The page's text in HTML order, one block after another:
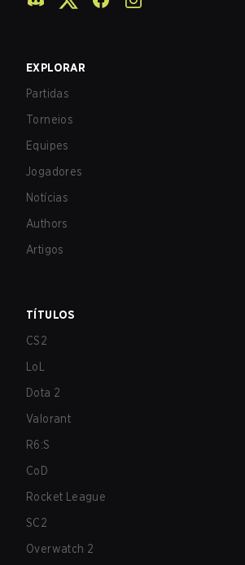
EXPLORAR
Partidas
Torneios
Equipes
Jogadores
Notícias
Authors
Artigos
TÍTULOS
CS2
LoL
Dota 2
Valorant
R6:S
CoD
Rocket League
SC2
Overwatch 2